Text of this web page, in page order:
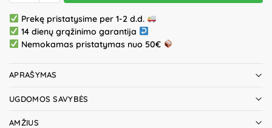
Prekę pristatysime per 1-2 d.d.
14 dienų grąžinimo garantija
Nemokamas pristatymas nuo 50€
APRAŠYMAS
UGDOMOS SAVYBĖS
AMŽIUS